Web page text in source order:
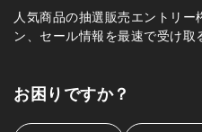
人気商品の抽選販売エントリ
ン、セール情報を最速で受け取
お困りですか？